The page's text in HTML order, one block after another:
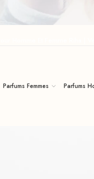
Parfums Femmes Parfums